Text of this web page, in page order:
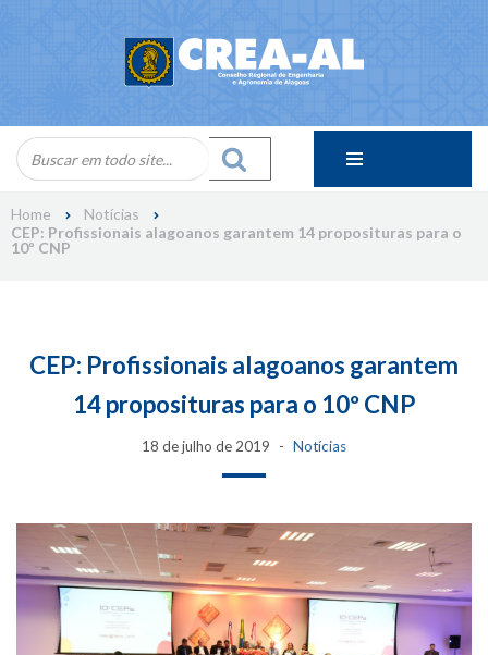
Home
Notícias
CEP: Profissionais alagoanos garantem 14 proposituras para o
10º CNP
CEP: Profissionais alagoanos garantem
14 proposituras para o 10º CNP
18 de julho de 2019 Notícias